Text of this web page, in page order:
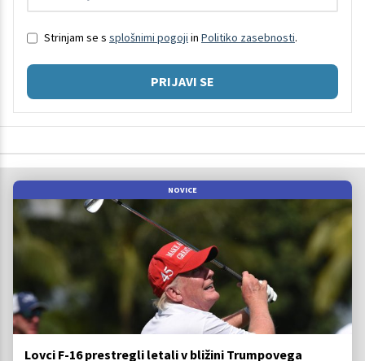
Strinjam se s splošnimi pogoji in Politiko zasebnosti.
PRIJAVI SE
NOVICE
Lovci F-16 prestregli letali v bližini Trumpovega